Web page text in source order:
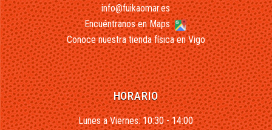
info@fuikaomar.es
Encuéntranos en Maps
Conoce nuestra tienda física en Vigo
HORARIO
Lunes a Viernes: 10:30 - 14:00